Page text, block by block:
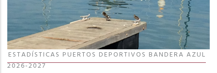
ESTADÍSTICAS PUERTOS DEPORTIVOS BANDERA AZUL
2026-2027